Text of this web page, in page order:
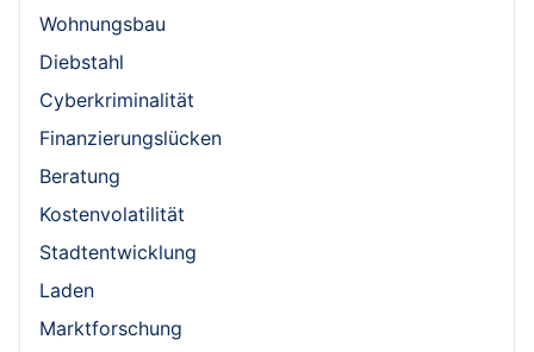
Wohnungsbau
Diebstahl
Cyberkriminalität
Finanzierungslücken
Beratung
Kostenvolatilität
Stadtentwicklung
Laden
Marktforschung